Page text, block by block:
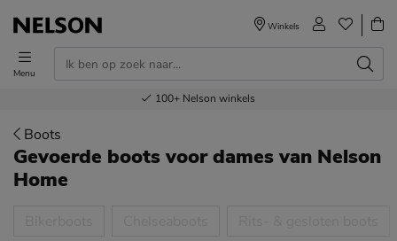
Menu
Winkels
Voor 23.00u besteld,volgende dag in huis
Gratisverzending en retour
Bestel nu,betaal later
100+ Nelson winkels
Boots
Gevoerde boots voor damesvan Nelson
Home